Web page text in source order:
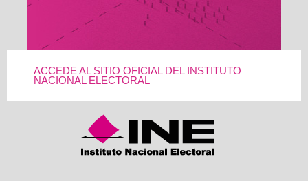
ACCEDE AL SITIO OFICIAL DEL INSTITUTO
NACIONAL ELECTORAL